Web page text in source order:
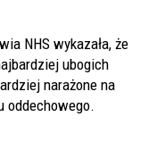
NHS wykazała, że
ubogich
narażone na
oddechowego.